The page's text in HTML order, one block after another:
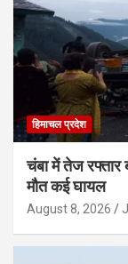
हिमाचल प्रदेश
चंबा में तेज रफ्तार
मौत कई घायल
August 8, 2026